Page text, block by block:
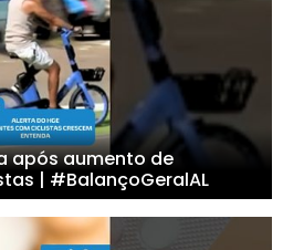
após aumento de
| #BalançoGeralAL